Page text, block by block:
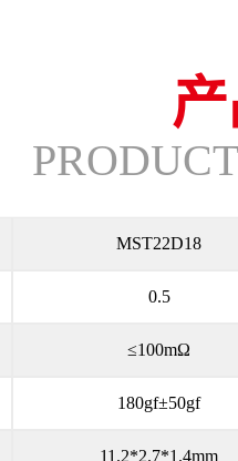
MST22D18
0.5
≤100mΩ
180gf±50gf
11.2*2.7*1.4mm